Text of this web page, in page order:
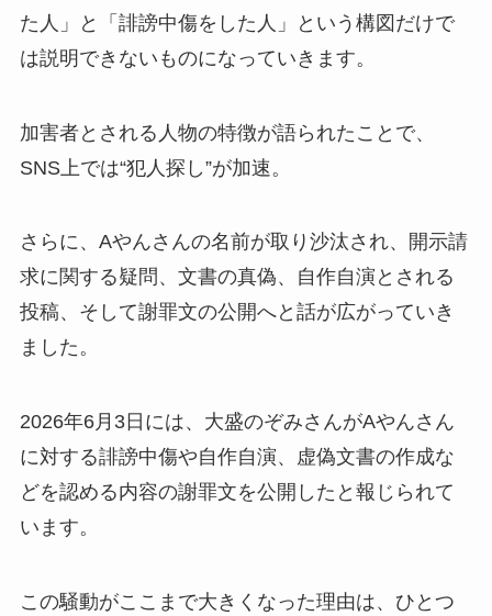
た人」と「誹謗中傷をした人」という構図だけで
は説明できないものになっていきます。
加害者とされる人物の特徴が語られたことで、
SNS上では“犯人探し”が加速。
さらに、Aやんさんの名前が取り沙汰され、開示請
求に関する疑問、文書の真偽、自作自演とされる
投稿、そして謝罪文の公開へと話が広がっていき
ました。
2026年6月3日には、大盛のぞみさんがAやんさん
に対する誹謗中傷や自作自演、虚偽文書の作成な
どを認める内容の謝罪文を公開したと報じられて
います。
この騒動がここまで大きくなった理由は、ひとつ